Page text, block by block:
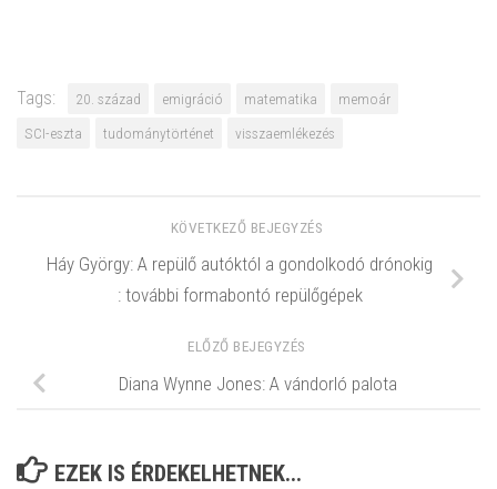
Tags: 20. század emigráció matematika
memoár
SCI-eszta
tudománytörténet visszaemlékezés
KÖVETKEZŐ BEJEGYZÉS
Háy György: A repülő autóktól a gondolkodó drónokig
: további formabontó repülőgépek
ELŐZŐ BEJEGYZÉS
Diana Wynne Jones: A vándorló palota
EZEK IS ÉRDEKELHETNEK...